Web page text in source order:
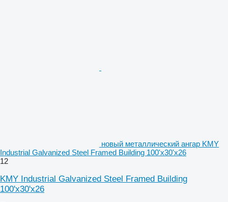
новый металлический ангар KMY
Industrial Galvanized Steel Framed Building 100'x30'x26
12
KMY Industrial Galvanized Steel Framed Building
100'x30'x26